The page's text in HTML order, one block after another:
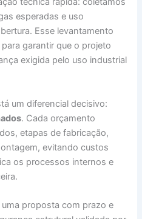
esperadas e uso
Esse levantamento
garantir que o projeto
exigida pelo uso industrial
um diferencial decisivo:
. Cada orçamento
etapas de fabricação,
evitando custos
os processos internos e
proposta com prazo e